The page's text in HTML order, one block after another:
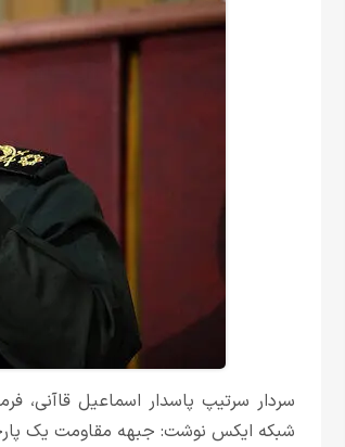
سردار سرتیپ پاسدار اسماعیل
شبکه ایکس نوشت: جبهه مقاومت یک